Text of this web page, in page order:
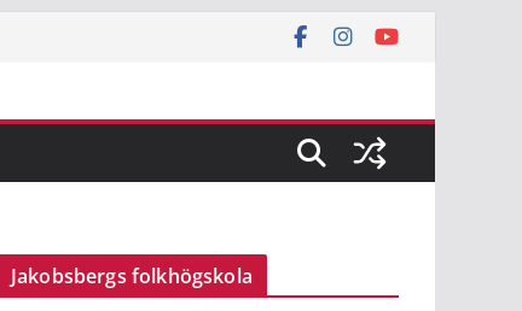
Jakobsbergs folkhögskola